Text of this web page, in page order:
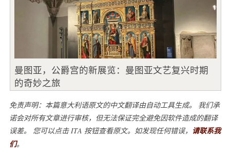
曼图亚，公爵宫的新展览：曼图亚文艺复兴时期
的奇妙之旅
免责声明：本篇意大利语原文的中文翻译由自动工具生成。 我们承
诺会对所有文章进行审核，但无法保证完全避免因软件造成的翻译
误差。 您可以点击 ITA 按钮查看原文。如发现任何错误， 请联系我
们。